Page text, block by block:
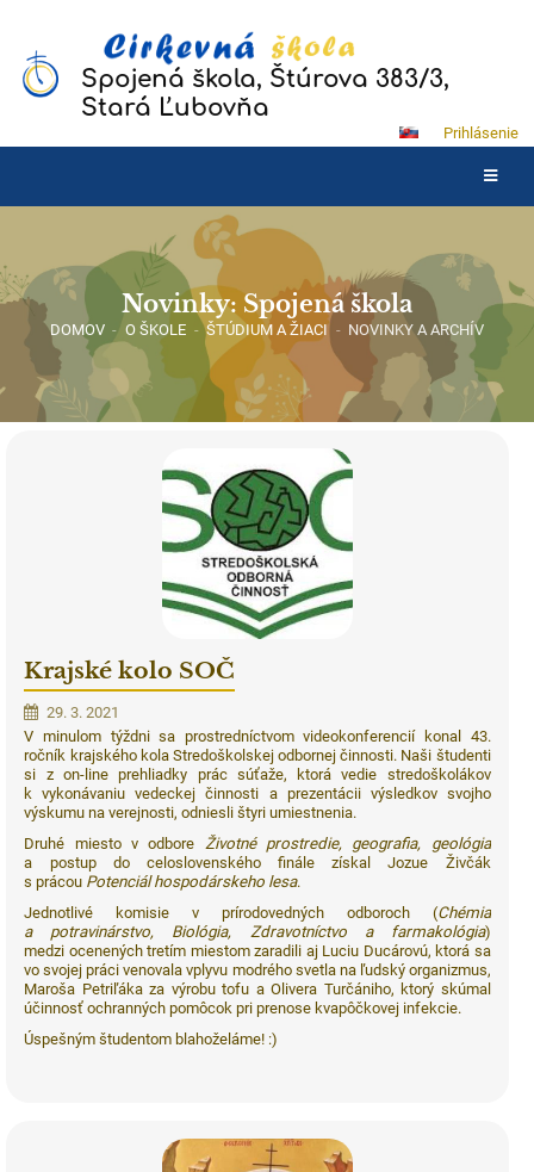
Spojená škola, Štúrova 383/3,
Stará Ľubovňa
Prihlásenie
Novinky: Spojená škola
DOMOV - O ŠKOLE - ŠTÚDIUM A ŽIACI - NOVINKY A ARCHÍV
Krajské kolo SOČ
29. 3. 2021
V minulom týždni sa prostredníctvom videokonferencií konal 43.
ročník krajského kola Stredoškolskej odbornej činnosti. Naši študenti
si z on-line prehliadky prác súťaže, ktorá vedie stredoškolákov
k vykonávaniu vedeckej činnosti a prezentácii výsledkov svojho
výskumu na verejnosti, odniesli štyri umiestnenia.
Druhé miesto v odbore Životné prostredie, geografia, geológia
a postup do celoslovenského finále získal Jozue Živčák
s prácou Potenciál hospodárskeho lesa.
Jednotlivé komisie v prírodovedných odboroch (Chémia
a potravinárstvo, Biológia, Zdravotníctvo a farmakológia)
medzi ocenených tretím miestom zaradili aj Luciu Ducárovú, ktorá sa
vo svojej práci venovala vplyvu modrého svetla na ľudský organizmus,
Maroša Petriľáka za výrobu tofu a Olivera Turčániho, ktorý skúmal
účinnosť ochranných pomôcok pri prenose kvapôčkovej infekcie.
Úspešným študentom blahoželáme! :)